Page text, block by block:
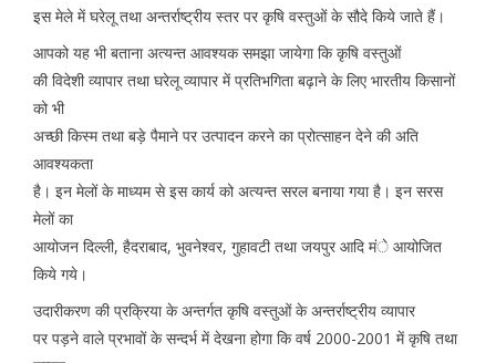
इस मेले में घरेलू तथा अन्तर्राष्ट्रीय स्तर पर कृषि वस्तुओं के सौदे किये जाते हैं।
आपको यह भी बताना अत्यन्त आवश्यक समझा जायेगा कि कृषि वस्तुओं
की विदेशी व्यापार तथा घरेलू व्यापार में प्रतिभगिता बढ़ाने के लिए भारतीय किसानों
को भी
अच्छी किस्म तथा बड़े पैमाने पर उत्पादन करने का प्रोत्साहन देने की अति
आवश्यकता
है। इन मेलों के माध्यम से इस कार्य को अत्यन्त सरल बनाया गया है। इन सरस
मेलों का
आयोजन दिल्ली, हैदराबाद, भुवनेश्वर, गुहावटी तथा जयपुर आदि मंे आयोजित
किये गये।
उदारीकरण की प्रक्रिया के अन्तर्गत कृषि वस्तुओं के अन्तर्राष्ट्रीय व्यापार
पर पड़ने वाले प्रभावों के सन्दर्भ में देखना होगा कि वर्ष 2000-2001 में कृषि तथा